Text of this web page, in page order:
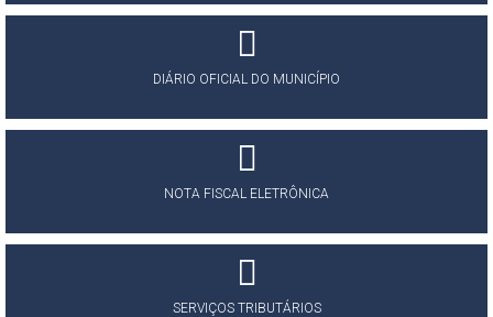
DIÁRIO OFICIAL DO MUNICÍPIO
NOTA FISCAL ELETRÔNICA
SERVIÇOS TRIBUTÁRIOS